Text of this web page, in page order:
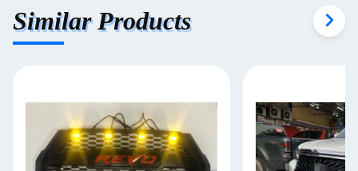
Similar Products